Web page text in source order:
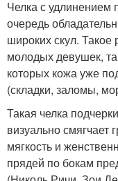
Челка с удлинением
очередь
широких скул. Такое
молодых девушек,
которых кожа уже
(складки, заломы,
Такая челка
визуально
мягкость и
прядей по бокам